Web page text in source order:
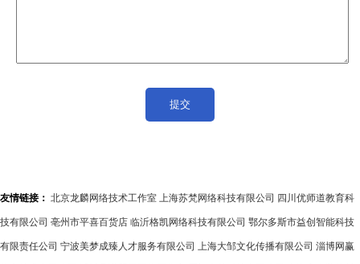
友情链接： 北京龙麟网络技术工作室 上海苏梵网络科技有限公司 四川优师道教育科
技有限公司 亳州市平喜百货店 临沂格凯网络科技有限公司 鄂尔多斯市益创智能科技
有限责任公司 宁波美梦成臻人才服务有限公司 上海大邹文化传播有限公司 淄博网赢